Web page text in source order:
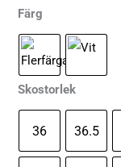
Färg
Skostorlek
36 36.5